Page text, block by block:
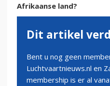
Afrikaanse land?
Dit artikel
Bent u nog geen
Luchtvaartnieuws.nl en
membership is er al